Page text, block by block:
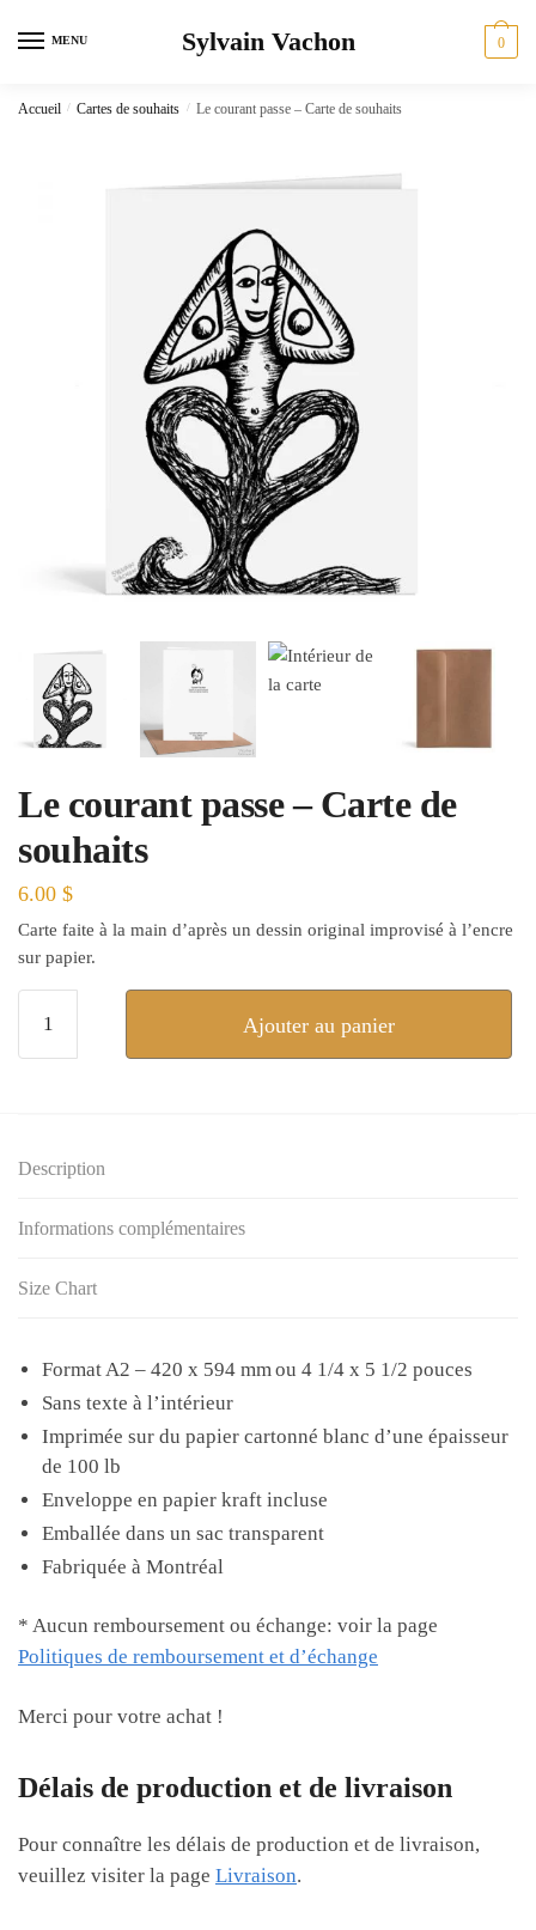
MENU Sylvain Vachon 0
Accueil / Cartes de souhaits / Le courant passe – Carte de souhaits
Le courant passe – Carte de
souhaits
6.00 $
Carte faite à la main d’après un dessin original improvisé à l’encre
sur papier.
Le
Carte
souhaits
Ajouter au panier
Description
Informations complémentaires
Size Chart
Format A2 – 420 x 594 mm ou 4 1/4 x 5 1/2 pouces
Sans texte à l’intérieur
Imprimée sur du papier cartonné blanc d’une épaisseur
de 100 lb
Enveloppe en papier kraft incluse
Emballée dans un sac transparent
Fabriquée à Montréal
* Aucun remboursement ou échange: voir la page
Politiques de remboursement et d’échange
Merci pour votre achat !
Délais de production et de livraison
Pour connaître les délais de production et de livraison,
veuillez visiter la page Livraison.